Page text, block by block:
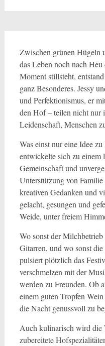
Zwischen grünen Hügeln
das Leben noch nach
Moment stillsteht,
ganz Besonderes. Jessy
und Perfektionismus, er
den Hof – teilen nicht nur
Leidenschaft, Menschen
Was einst nur eine Idee
entwickelte sich zu einem
Gemeinschaft und
Unterstützung von
kreativen Gedanken und
gelacht, gesungen und
Weide, unter freiem
Wo sonst der
Gitarren, und wo sonst
pulsiert plötzlich das
verschmelzen mit der
werden zu Freunden. Ob
einem guten Tropfen
die Nacht genussvoll zu
Auch kulinarisch wird die
zubereitete